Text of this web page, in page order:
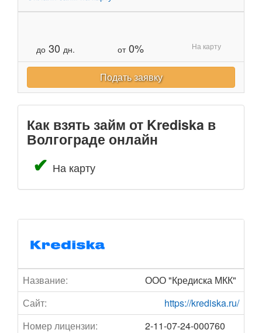
до 30 дн. от0% На карту
Подать заявку
Как взять займ от Krediska в
Волгограде онлайн
На карту
Название:
ООО "Кредиска МКК"
Сайт:
https://krediska.ru/
Номер лицензии:
2-11-07-24-000760